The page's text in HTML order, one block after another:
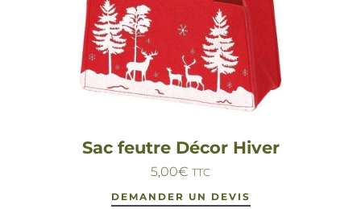
Sac feutre Décor Hiver
5,00€ TTC
DEMANDER UN DEVIS